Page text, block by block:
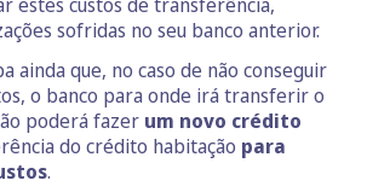
estes custos de transferência,
sofridas no seu banco anterior.
ainda que, no caso de não conseguir
o banco para onde irá transferir o
poderá fazer um novo crédito
do crédito habitação para
.